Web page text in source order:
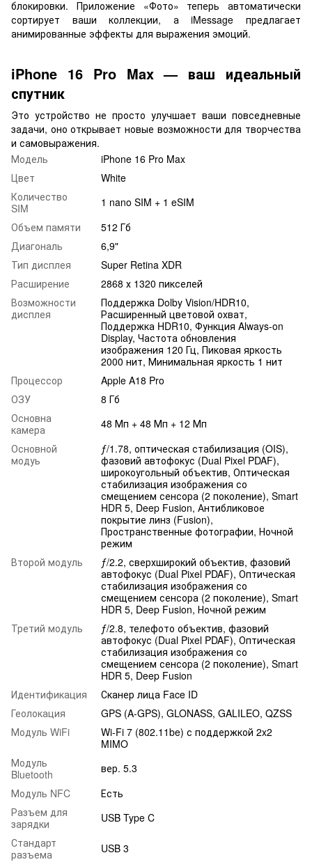
блокировки. Приложение «Фото» теперь автоматически
сортирует ваши коллекции, а iMessage предлагает
анимированные эффекты для выражения эмоций.
iPhone 16 Pro Max — ваш идеальный
спутник
Это устройство не просто улучшает ваши повседневные
задачи, оно открывает новые возможности для творчества
и самовыражения.
Модель
iPhone 16 Pro Max
Цвет
White
Количество
SIM
1 nano SIM + 1 eSIM
Объем памяти
512 Гб
Диагональ
6,9"
Тип дисплея
Super Retina XDR
Расширение
2868 х 1320 пикселей
Возможности
дисплея
Поддержка Dolby Vision/HDR10,
Расширенный цветовой охват,
Поддержка HDR10, Функция Always-on
Display, Частота обновления
изображения 120 Гц, Пиковая яркость
2000 нит, Минимальная яркость 1 нит
Процессор
Apple A18 Pro
ОЗУ
8 Гб
Основна
камера
48 Мп + 48 Мп + 12 Мп
Основной
модуь
ƒ/1.78, оптическая стабилизация (OIS),
фазовий автофокус (Dual Pixel PDAF),
широкоугольный объектив, Оптическая
стабилизация изображения со
смещением сенсора (2 поколение), Smart
HDR 5, Deep Fusion, Антибликовое
покрытие линз (Fusion),
Пространственные фотографии, Ночной
режим
Второй модуль
ƒ/2.2, сверхширокий объектив, фазовий
автофокус (Dual Pixel PDAF), Оптическая
стабилизация изображения со
смещением сенсора (2 поколение), Smart
HDR 5, Deep Fusion, Ночной режим
Третий модуль
ƒ/2.8, телефото объектив, фазовий
автофокус (Dual Pixel PDAF), Оптическая
стабилизация изображения со
смещением сенсора (2 поколение), Smart
HDR 5, Deep Fusion
Идентификация
Сканер лица Face ID
Геолокация
GPS (A-GPS), GLONASS, GALILEO, QZSS
Модуль WiFi
Wi-Fi 7 (802.11be) с поддержкой 2x2
MIMO
Модуль
Bluetooth
вер. 5.3
Модуль NFC
Есть
Разъем для
зарядки
USB Type C
Стандарт
разъема
USB 3